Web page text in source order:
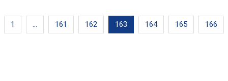
1 161 162 163 164 165 166